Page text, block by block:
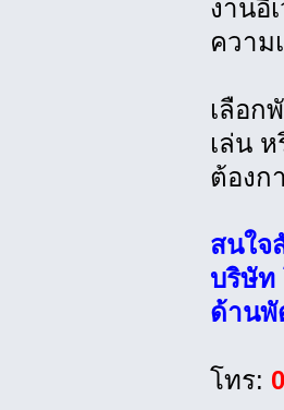
งานอี
ความ
เลือก
เล่น
ต้องก
สนใจ
บริษัท
ด้านพั
โทร: